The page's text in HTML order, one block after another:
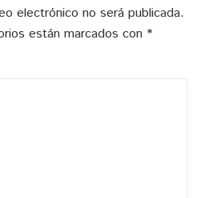
electrónico no será publicada.
están marcados con *